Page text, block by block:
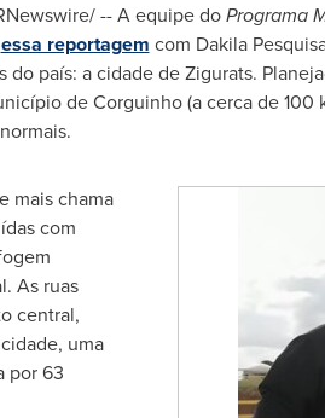
-- A equipe doPrograma
essa reportagem com Dakila
país: a cidade de Zigurats.
de Corguinho (a cerca de
mais chama
com
As ruas
central,
uma
por 63